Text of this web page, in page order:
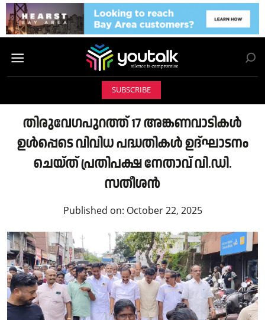
SUBSCRIBE
തിരുവേഗപുറത്ത് 17 അങ്കണവാടികൾ
ഉൾപ്പെടെ വിവിധ പദ്ധതികൾ ഉദ്ഘാടനം
ചെയ്ത് പ്രതിപക്ഷ നേതാവ് വി.ഡി.
സതീശൻ
Published on: October 22, 2025